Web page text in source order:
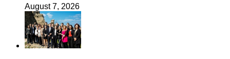
August 7, 2026